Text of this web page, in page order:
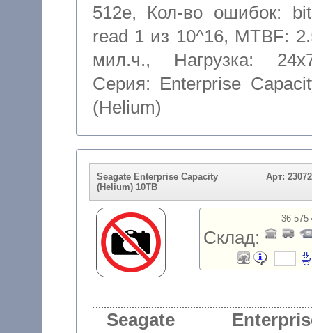
512e, Кол-во ошибок:
read 1 из 10^16, MTBF:
мил.ч., Нагрузка:
Серия: Enterprise
(Helium)
Seagate Enterprise Capacity
(Helium) 10TB
Арт:
36 575
Склад:
Seagate